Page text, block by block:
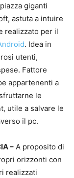
giganti
astuta a intuire
realizzato per il
. Idea in
utenti,
Fattore
appartenenti a
le
utile a salvare le
il pc.
– A proposito di
orizzonti con
realizzati